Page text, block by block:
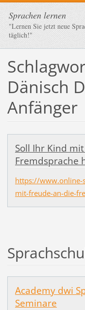
Sprachen lernen
"Lernen Sie jetzt neue
täglich!"
Dänisch
Anfänger
Soll Ihr Kind
Fremdsprache
https://www.online-
mit-freude-an-die-
Academy dwi
Seminare